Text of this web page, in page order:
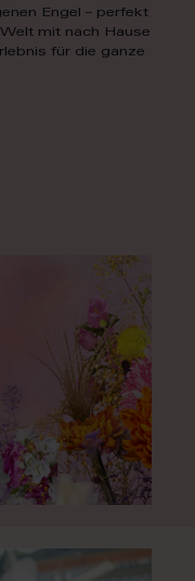
Engel – perfekt
mit nach Hause
für die ganze